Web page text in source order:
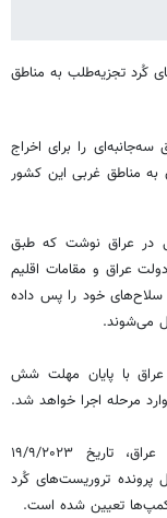
کُرد تجزیه‌طلب به مناطق
سه‌جانبه‌ای را برای اخراج
به مناطق غربی این کشور
در عراق نوشت که طبق
عراق و مقامات اقلیم
خود را پس داده
می‌شوند.
عراق با پایان مهلت شش
مرحله اجرا خواهد شد.
به گفته منابع مزبور، بر اساس توافق ایران و عراق، تاریخ ۱۹/۹/۲۰۲۳
پرونده تروریست‌های کُرد
کمپ‌ها تعیین شده است.